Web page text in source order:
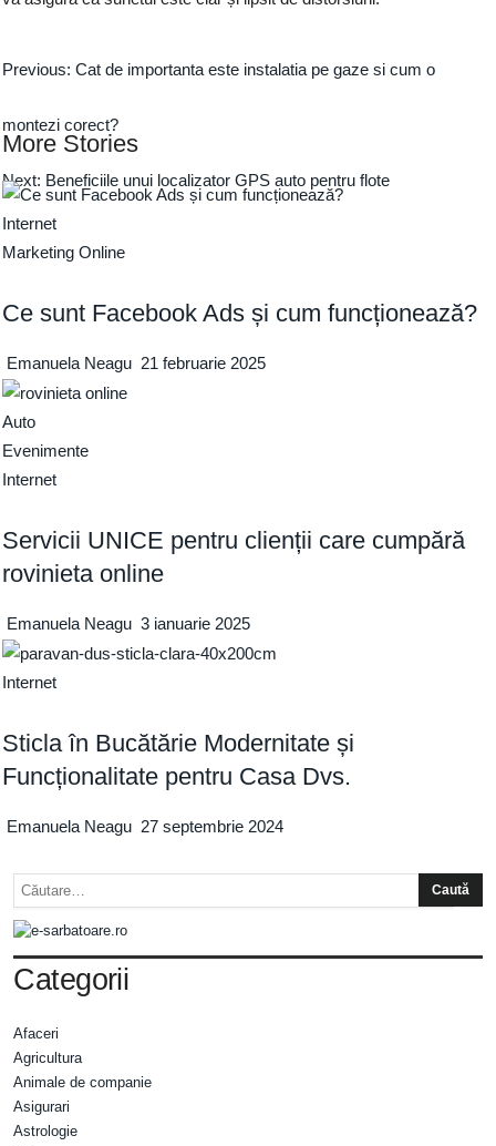
Previous:Cat de importanta este instalatia pe gaze si cum o
montezi corect?
Next: Beneficiile unui localizator GPS auto pentru flote
More Stories
Internet
Marketing Online
Ce sunt Facebook Ads și cum funcționează?
Emanuela Neagu 21 februarie 2025
Auto
Evenimente
Internet
Servicii UNICE pentru clienții care cumpără
rovinieta online
Emanuela Neagu 3 ianuarie 2025
Internet
Sticla în Bucătărie Modernitate și
Funcționalitate pentru Casa Dvs.
Emanuela Neagu 27 septembrie 2024
Categorii
Afaceri
Agricultura
Animale de companie
Asigurari
Astrologie